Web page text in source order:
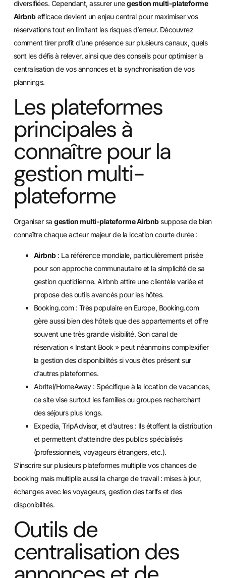
diversifiées. Cependant, assurer unegestion multi-plateforme
Airbnbefficace devient un enjeu central pour maximiser vos
réservations tout en limitant les risques d’erreur. Découvrez
comment tirer profit d’une présence sur plusieurs canaux, quels
sont les défis à relever, ainsi que des conseils pour optimiser la
centralisation de vos annonces et la synchronisation de vos
plannings.
Les plateformes
principales à
connaître pour la
gestion multi-
plateforme
Organiser sagestion multi-plateforme Airbnbsuppose de bien
connaître chaque acteur majeur de la location courte durée :
Airbnb: La référence mondiale, particulièrement prisée
pour son approche communautaire et la simplicité de sa
gestion quotidienne. Airbnb attire une clientèle variée et
propose des outils avancés pour les hôtes.
Booking.com : Très populaire en Europe, Booking.com
gère aussi bien des hôtels que des appartements et offre
souvent une très grande visibilité. Son canal de
réservation « Instant Book » peut néanmoins complexifier
la gestion des disponibilités si vous êtes présent sur
d’autres plateformes.
Abritel/HomeAway : Spécifique à la location de vacances,
ce site vise surtout les familles ou groupes recherchant
des séjours plus longs.
Expedia, TripAdvisor, et d’autres : Ils étoffent la distribution
et permettent d’atteindre des publics spécialisés
(professionnels, voyageurs étrangers, etc.).
S’inscrire sur plusieurs plateformes multiplie vos chances de
booking mais multiplie aussi la charge de travail : mises à jour,
échanges avec les voyageurs, gestion des tarifs et des
disponibilités.
Outils de
centralisation des